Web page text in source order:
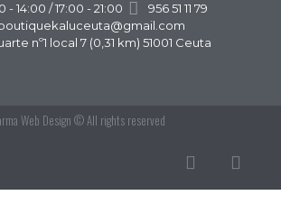
- 14:00 / 17:00 - 21:00
956 51 11 79
nº1 local 7 (0,31 km) 51001 Ceuta
Web Design © All rights reserved